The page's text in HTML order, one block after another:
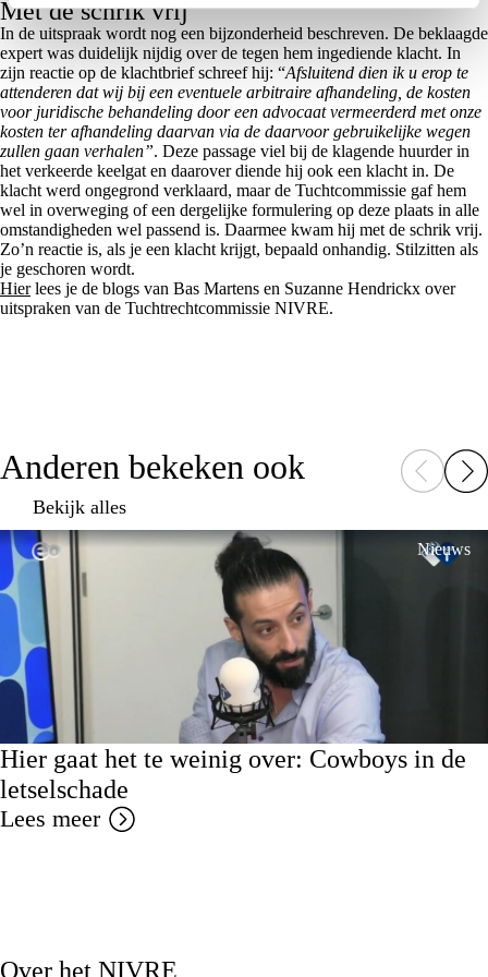
Met de schrik vrij
In de uitspraak wordt nog een bijzonderheid beschreven. De beklaagde
expert was duidelijk nijdig over de tegen hem ingediende klacht. In
zijn reactie op de klachtbrief schreef hij: “Afsluitend dien ik u erop te
attenderen dat wij bij een eventuele arbitraire afhandeling, de kosten
voor juridische behandeling door een advocaat vermeerderd met onze
kosten ter afhandeling daarvan via de daarvoor gebruikelijke wegen
zullen gaan verhalen”. Deze passage viel bij de klagende huurder in
het verkeerde keelgat en daarover diende hij ook een klacht in. De
klacht werd ongegrond verklaard, maar de Tuchtcommissie gaf hem
wel in overweging of een dergelijke formulering op deze plaats in alle
omstandigheden wel passend is. Daarmee kwam hij met de schrik vrij.
Zo’n reactie is, als je een klacht krijgt, bepaald onhandig. Stilzitten als
je geschoren wordt.
Hierlees je de blogs van Bas Martens en Suzanne Hendrickx over
uitspraken van de Tuchtrechtcommissie NIVRE.
Anderen bekeken ook
Bekijk alles
Nieuws
Hier gaat het te weinig over: Cowboys in de
letselschade
Lees meer
Over het NIVRE